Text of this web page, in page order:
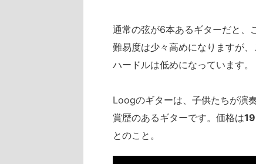
通常の弦が6本あるギターだと、
難易度は少々高めになりますが
ハードルは低めになっています。
Loogのギターは、子供たちが演
賞歴のあるギターです。価格は
とのこと。